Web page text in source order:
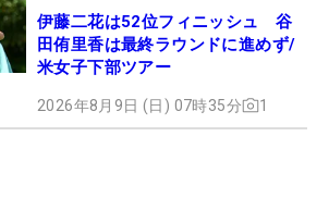
伊藤二花は52位フィニッシュ 谷
田侑里香は最終ラウンドに進めず/
米女子下部ツアー
2026年8月9日 (日) 07時35分 1